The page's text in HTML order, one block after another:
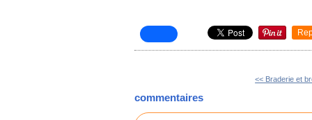
<< Braderie et
commentaires